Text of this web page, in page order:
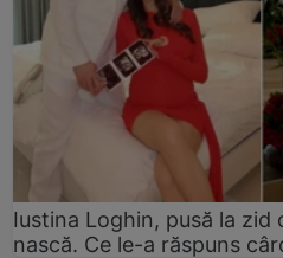
Iustina Loghin, pusă la zid
nască. Ce le-a răspuns